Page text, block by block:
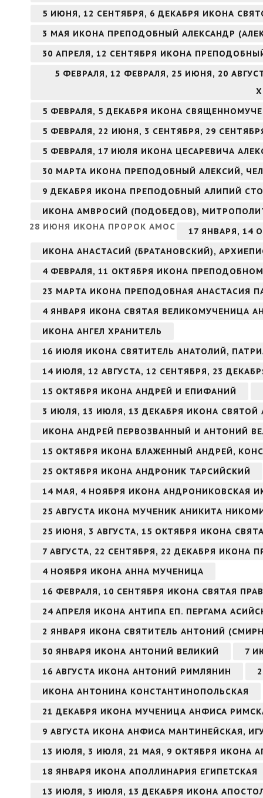
5 ИЮНЯ, 12 СЕНТЯБРЯ, 6 ДЕКАБРЯ ИКОНА
3 МАЯ ИКОНА ПРЕПОДОБНЫЙ АЛЕКСАНДР
30 АПРЕЛЯ, 12 СЕНТЯБРЯ ИКОНА
5 ФЕВРАЛЯ, 12 ФЕВРАЛЯ, 25 ИЮНЯ, 20
5 ФЕВРАЛЯ, 5 ДЕКАБРЯ ИКОНА
5 ФЕВРАЛЯ, 22 ИЮНЯ, 3 СЕНТЯБРЯ, 29
5 ФЕВРАЛЯ, 17 ИЮЛЯ ИКОНА ЦЕСАРЕВИЧА
30 МАРТА ИКОНА ПРЕПОДОБНЫЙ АЛЕКСИЙ,
9 ДЕКАБРЯ ИКОНА ПРЕПОДОБНЫЙ АЛИПИЙ
ИКОНА АМВРОСИЙ (ПОДОБЕДОВ),
28 ИЮНЯ ИКОНА ПРОРОК АМОС
17 ЯНВАРЯ, 14
ИКОНА АНАСТАСИЙ (БРАТАНОВСКИЙ),
4 ФЕВРАЛЯ, 11 ОКТЯБРЯ ИКОНА
23 МАРТА ИКОНА ПРЕПОДОБНАЯ АНАСТАСИЯ
4 ЯНВАРЯ ИКОНА СВЯТАЯ ВЕЛИКОМУЧЕНИЦА
ИКОНА АНГЕЛ ХРАНИТЕЛЬ
16 ИЮЛЯ ИКОНА СВЯТИТЕЛЬ АНАТОЛИЙ,
14 ИЮЛЯ, 12 АВГУСТА, 12 СЕНТЯБРЯ, 23
15 ОКТЯБРЯ ИКОНА АНДРЕЙ И ЕПИФАНИЙ
3 ИЮЛЯ, 13 ИЮЛЯ, 13 ДЕКАБРЯ ИКОНА
ИКОНА АНДРЕЙ ПЕРВОЗВАННЫЙ И АНТОНИЙ
15 ОКТЯБРЯ ИКОНА БЛАЖЕННЫЙ АНДРЕЙ,
25 ОКТЯБРЯ ИКОНА АНДРОНИК ТАРСИЙСКИЙ
14 МАЯ, 4 НОЯБРЯ ИКОНА АНДРОНИКОВСКАЯ
25 АВГУСТА ИКОНА МУЧЕНИК АНИКИТА
25 ИЮНЯ, 3 АВГУСТА, 15 ОКТЯБРЯ ИКОНА
7 АВГУСТА, 22 СЕНТЯБРЯ, 22 ДЕКАБРЯ
4 НОЯБРЯ ИКОНА АННА МУЧЕНИЦА
16 ФЕВРАЛЯ, 10 СЕНТЯБРЯ ИКОНА СВЯТАЯ
24 АПРЕЛЯ ИКОНА АНТИПА ЕП. ПЕРГАМА
2 ЯНВАРЯ ИКОНА СВЯТИТЕЛЬ АНТОНИЙ
30 ЯНВАРЯ ИКОНА АНТОНИЙ ВЕЛИКИЙ
7
16 АВГУСТА ИКОНА АНТОНИЙ РИМЛЯНИН
ИКОНА АНТОНИНА КОНСТАНТИНОПОЛЬСКАЯ
21 ДЕКАБРЯ ИКОНА МУЧЕНИЦА АНФИСА
9 АВГУСТА ИКОНА АНФИСА МАНТИНЕЙСКАЯ,
13 ИЮЛЯ, 3 ИЮЛЯ, 21 МАЯ, 9 ОКТЯБРЯ ИКОНА
18 ЯНВАРЯ ИКОНА АПОЛЛИНАРИЯ ЕГИПЕТСКАЯ
13 ИЮЛЯ, 3 ИЮЛЯ, 13 ДЕКАБРЯ ИКОНА